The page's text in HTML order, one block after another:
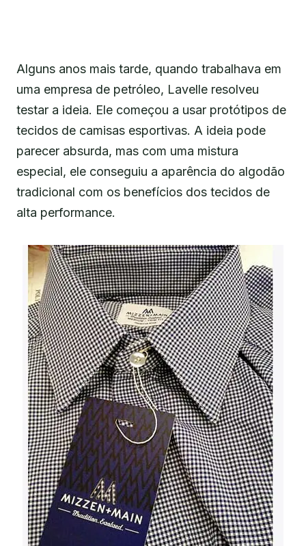
Alguns anos mais tarde, quando trabalhava em
uma empresa de petróleo, Lavelle resolveu
testar a ideia. Ele começou a usar protótipos de
tecidos de camisas esportivas. A ideia pode
parecer absurda, mas com uma mistura
especial, ele conseguiu a aparência do algodão
tradicional com os benefícios dos tecidos de
alta performance.